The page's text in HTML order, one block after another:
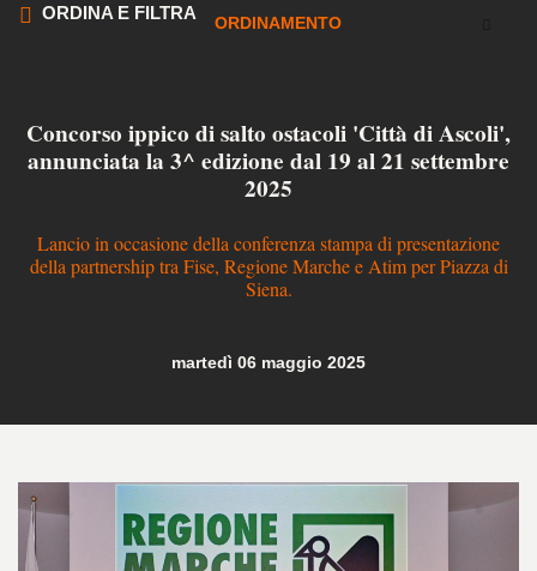
ORDINA E FILTRA
ORDINAMENTO
Concorso ippico di salto ostacoli 'Città di Ascoli',
annunciata la 3^ edizione dal 19 al 21 settembre
2025
Lancio in occasione della conferenza stampa di presentazione
della partnership tra Fise, Regione Marche e Atim per Piazza di
Siena.
martedì 06 maggio 2025